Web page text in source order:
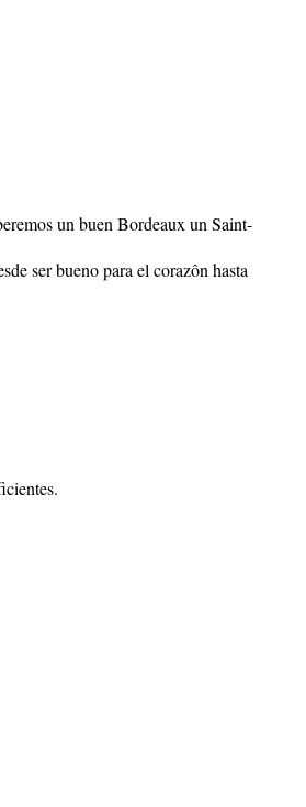
un buen Bordeaux un Saint-
ser bueno para el corazôn hasta